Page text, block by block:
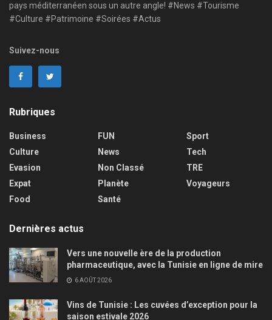
pays méditerranéen sous un autre angle! #News #Tourisme
#Culture #Patrimoine #Soirées #Actus
Suivez-nous
Rubriques
Business
Culture
Evasion
Expat
Food
FUN
News
Non Classé
Planète
Santé
Sport
Tech
TRE
Voyageurs
Dernières actus
Vers une nouvelle ère de la production
pharmaceutique, avec la Tunisie en ligne de mire
6 AOÛT 2026
Vins de Tunisie : Les cuvées d’exception pour la
saison estivale 2026